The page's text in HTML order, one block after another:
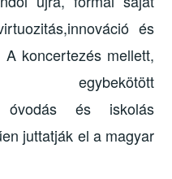
és
koncertezés mellett,
egybekötött
óvodás és iskolás
juttatják el a magyar